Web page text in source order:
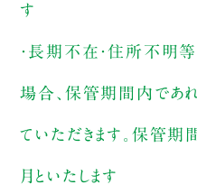
す
・長期不在・住所不明
場合、保管期間内であ
ていただきます。保管期
月といたします